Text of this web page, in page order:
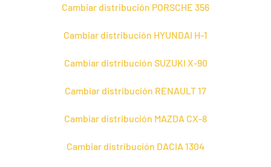
Cambiar distribución PORSCHE 356
Cambiar distribución HYUNDAI H-1
Cambiar distribución SUZUKI X-90
Cambiar distribución RENAULT 17
Cambiar distribución MAZDA CX-8
Cambiar distribución DACIA 1304